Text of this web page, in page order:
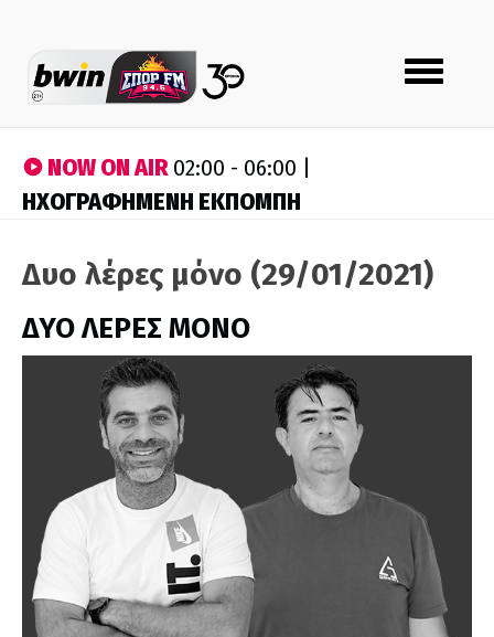
Toggle
navigation
NOW ON AIR02:00 - 06:00 |
ΗΧΟΓΡΑΦΗΜΕΝΗ ΕΚΠΟΜΠΗ
Δυο λέρες μόνο (29/01/2021)
ΔΥΟ ΛΕΡΕΣ ΜΟΝΟ